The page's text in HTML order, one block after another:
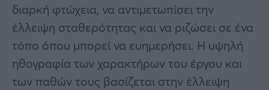
διαρκή φτώχεια, να αντιμετωπίσει την
έλλειψη σταθερότητας και να ριζώσει σε ένα
τόπο όπου μπορεί να ευημερήσει. Η υψηλή
ηθογραφία των χαρακτήρων του έργου και
των παθών τους βασίζεται στην έλλειψη